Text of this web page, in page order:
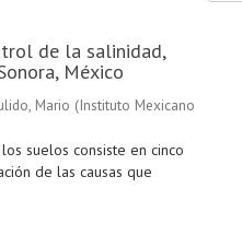
de la salinidad,
México
Mario (Instituto Mexicano
suelos consiste en cinco
de las causas que